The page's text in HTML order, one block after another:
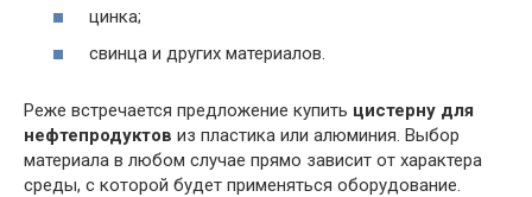
цинка;
свинца и других материалов.
Реже встречается предложение купить цистерну для
нефтепродуктов из пластика или алюминия. Выбор
материала в любом случае прямо зависит от характера
среды, с которой будет применяться оборудование.